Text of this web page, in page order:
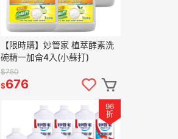
【限時購】妙管家 植萃酵素洗
碗精一加侖4入(小蘇打)
$750
$676
96
折